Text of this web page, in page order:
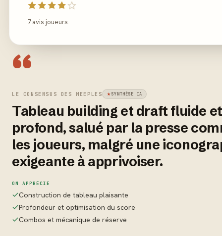
7 avis joueurs.
“
LE CONSENSUS DES MEEPLES SYNTHÈSE IA
Tableau building et draft fluide et
profond, salué par la presse
les joueurs, malgré une
exigeante à apprivoiser.
ON APPRÉCIE
Construction de tableau plaisante
Profondeur et optimisation du score
Combos et mécanique de réserve